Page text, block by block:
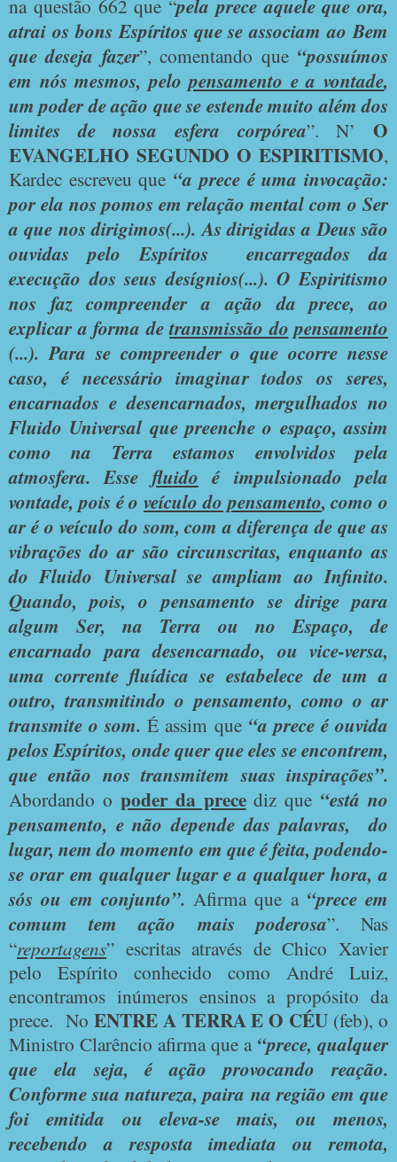
na questão 662 que “pela prece aquele que ora,
atrai os bons Espíritos que se associam ao Bem
que deseja fazer”, comentando que “possuímos
em nós mesmos, pelopensamento e a vontade,
um poder de ação que se estende muito além dos
limites de nossa esfera corpórea”. N’
O
EVANGELHO SEGUNDO O ESPIRITISMO,
Kardec escreveu que “a prece é uma invocação:
por ela nos pomos em relação mental com o Ser
a que nos dirigimos(...). As dirigidas a Deus são
ouvidas pelo Espíritos encarregados da
execução dos seus desígnios(...). O Espiritismo
nos faz compreender a ação da prece, ao
explicar a forma detransmissão do pensamento
(...). Para se compreender o que ocorre nesse
caso, é necessário imaginar todos os seres,
encarnados e desencarnados, mergulhados no
Fluido Universal que preenche o espaço, assim
como na Terra estamos envolvidos pela
atmosfera. Esse fluido é impulsionado pela
vontade, pois é o veículo do pensamento, como o
ar é o veículo do som, com a diferença de que as
vibrações do ar são circunscritas, enquanto as
do Fluido Universal se ampliam ao Infinito.
Quando, pois, o pensamento se dirige para
algum Ser, na Terra ou no Espaço, de
encarnado para desencarnado, ou vice-versa,
uma corrente fluídica se estabelece de um a
outro, transmitindo o pensamento, como o ar
transmite o som.É assim que“a prece é ouvida
pelos Espíritos, onde quer que eles se encontrem,
que então nos transmitem suas inspirações”.
Abordando o poder da precediz que “está no
pensamento, e não depende das palavras, do
lugar, nem do momento em que é feita, podendo-
se orar em qualquer lugar e a qualquer hora, a
sós ou em conjunto”. Afirma que a“prece em
comum tem ação mais poderosa”. Nas
“reportagens” escritas através de Chico Xavier
pelo Espírito conhecido como André Luiz,
encontramos inúmeros ensinos a propósito da
prece. No ENTRE A TERRA E O CÉU (feb), o
Ministro Clarêncio afirma que a “prece, qualquer
que ela seja, é ação provocando reação.
Conforme sua natureza, paira na região em que
foi emitida ou eleva-se mais, ou menos,
recebendo a resposta imediata ou remota,